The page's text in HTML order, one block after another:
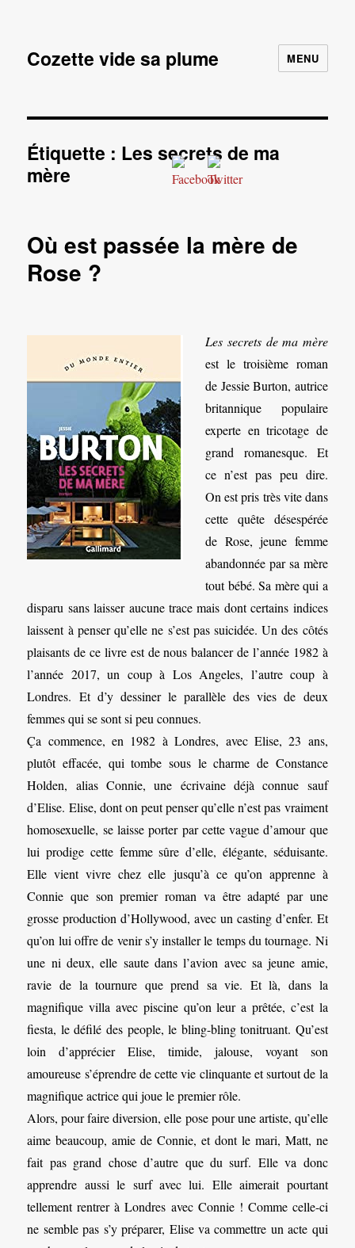
Cozette vide sa plume MENU
Étiquette : Les secrets de ma
mère
Où est passée la mère de
Rose ?
Les secrets de ma mère
est le troisième roman
de Jessie Burton, autrice
britannique populaire
experte en tricotage de
grand romanesque. Et
ce n’est pas peu dire.
On est pris très vite dans
cette quête désespérée
de Rose, jeune femme
abandonnée par sa mère
tout bébé. Sa mère qui a
disparu sans laisser aucune trace mais dont certains indices
laissent à penser qu’elle ne s’est pas suicidée. Un des côtés
plaisants de ce livre est de nous balancer de l’année 1982 à
l’année 2017, un coup à Los Angeles, l’autre coup à
Londres. Et d’y dessiner le parallèle des vies de deux
femmes qui se sont si peu connues.
Ça commence, en 1982 à Londres, avec Elise, 23 ans,
plutôt effacée, qui tombe sous le charme de Constance
Holden, alias Connie, une écrivaine déjà connue sauf
d’Elise. Elise, dont on peut penser qu’elle n’est pas vraiment
homosexuelle, se laisse porter par cette vague d’amour que
lui prodige cette femme sûre d’elle, élégante, séduisante.
Elle vient vivre chez elle jusqu’à ce qu’on apprenne à
Connie que son premier roman va être adapté par une
grosse production d’Hollywood, avec un casting d’enfer. Et
qu’on lui offre de venir s’y installer le temps du tournage. Ni
une ni deux, elle saute dans l’avion avec sa jeune amie,
ravie de la tournure que prend sa vie. Et là, dans la
magnifique villa avec piscine qu’on leur a prêtée, c’est la
fiesta, le défilé des people, le bling-bling tonitruant. Qu’est
loin d’apprécier Elise, timide, jalouse, voyant son
amoureuse s’éprendre de cette vie clinquante et surtout de la
magnifique actrice qui joue le premier rôle.
Alors, pour faire diversion, elle pose pour une artiste, qu’elle
aime beaucoup, amie de Connie, et dont le mari, Matt, ne
fait pas grand chose d’autre que du surf. Elle va donc
apprendre aussi le surf avec lui. Elle aimerait pourtant
tellement rentrer à Londres avec Connie ! Comme celle-ci
ne semble pas s’y préparer, Elise va commettre un acte qui